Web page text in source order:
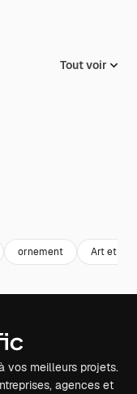
Tout voir
ornement Art et
vos meilleurs projets.
agences et